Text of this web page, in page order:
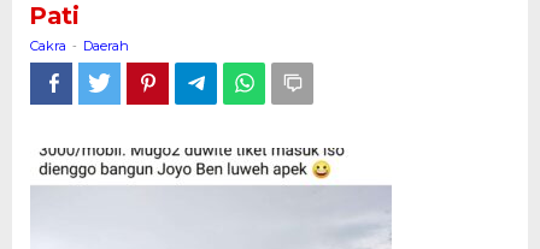
di
Stadion
Joyo
Pati
Pati
Cakra - Daerah